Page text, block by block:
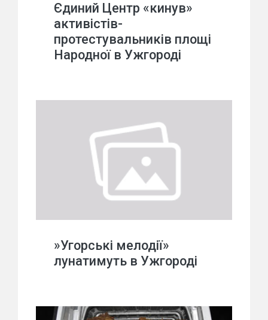
Єдиний Центр «кинув»
активістів-
протестувальників площі
Народної в Ужгороді
»Угорські мелодії»
лунатимуть в Ужгороді